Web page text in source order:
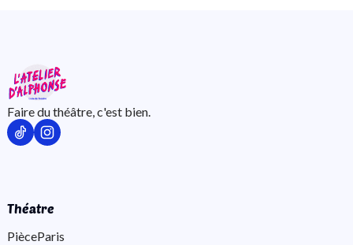
Faire du théâtre, c'est bien.
Théatre
PièceParis